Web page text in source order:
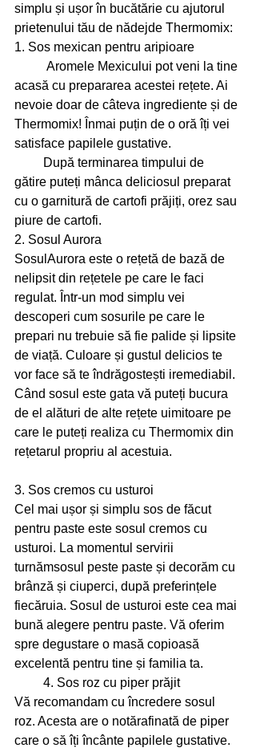
simplu și ușor în bucătărie cu ajutorul
prietenului tău de nădejde Thermomix:
1. Sos mexican pentru aripioare
acasă cu prepararea acestei rețete. Ai
nevoie doar de câteva ingrediente și de
Thermomix! Înmai puțin de o oră îți vei
satisface papilele gustative.
gătire puteți mânca deliciosul preparat
cu o garnitură de cartofi prăjiți, orez sau
piure de cartofi.
2. Sosul Aurora
SosulAurora este o rețetă de bază de
nelipsit din rețetele pe care le faci
regulat. Într-un mod simplu vei
descoperi cum sosurile pe care le
prepari nu trebuie să fie palide și lipsite
de viață. Culoare și gustul delicios te
vor face să te îndrăgostești iremediabil.
Când sosul este gata vă puteți bucura
de el alături de alte rețete uimitoare pe
care le puteți realiza cu Thermomix din
rețetarul propriu al acestuia.
3. Sos cremos cu usturoi
Cel mai ușor și simplu sos de făcut
pentru paste este sosul cremos cu
usturoi. La momentul servirii
turnămsosul peste paste și decorăm cu
brânză și ciuperci, după preferințele
fiecăruia. Sosul de usturoi este cea mai
bună alegere pentru paste. Vă oferim
spre degustare o masă copioasă
excelentă pentru tine și familia ta.
         4. Sos roz cu piper prăjit
Vă recomandam cu încredere sosul
roz. Acesta are o notărafinată de piper
care o să îți încânte papilele gustative.